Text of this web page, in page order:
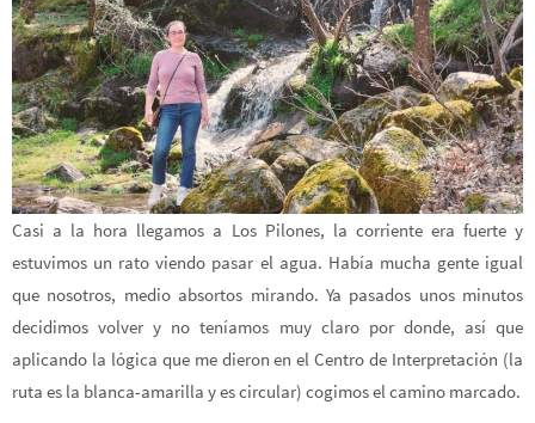
Casi a la hora llegamos a Los Pilones, la corriente era fuerte y
estuvimos un rato viendo pasar el agua. Había mucha gente igual
que nosotros, medio absortos mirando. Ya pasados unos minutos
decidimos volver y no teníamos muy claro por donde, así que
aplicando la lógica que me dieron en el Centro de Interpretación (la
ruta es la blanca-amarilla y es circular) cogimos el camino marcado.